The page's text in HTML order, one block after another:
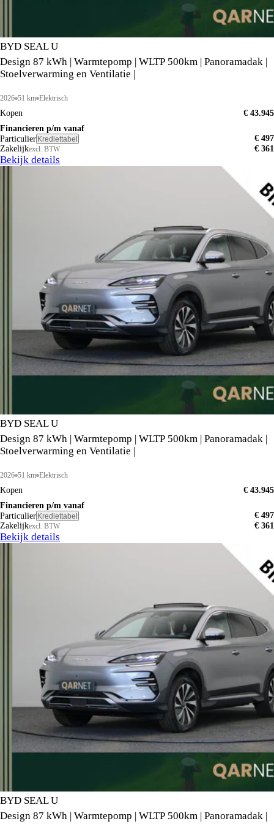
BYD SEAL U
Design 87 kWh | Warmtepomp | WLTP 500km | Panoramadak |
Stoelverwarming en Ventilatie |
2026 51 km Elektrisch
Kopen
€ 43.945
Financieren p/m vanaf
Particulier Krediettabel
€ 497
Zakelijkexcl. BTW € 361
Bekijk details
BYD SEAL U
Design 87 kWh | Warmtepomp | WLTP 500km | Panoramadak |
Stoelverwarming en Ventilatie |
2026 51 km Elektrisch
Kopen
€ 43.945
Financieren p/m vanaf
Particulier Krediettabel
€ 497
Zakelijkexcl. BTW € 361
Bekijk details
BYD SEAL U
Design 87 kWh | Warmtepomp | WLTP 500km | Panoramadak |